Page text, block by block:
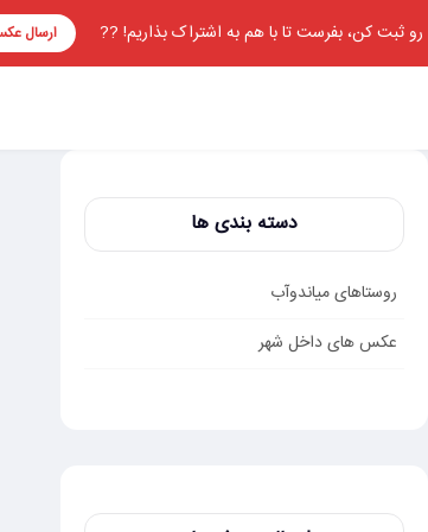
ثبت کن، بفرست تا با هم به اشتراک بذاریم! ?? ارسال
دسته بندی ها
روستاهای میاندوآب
عکس های داخل شهر